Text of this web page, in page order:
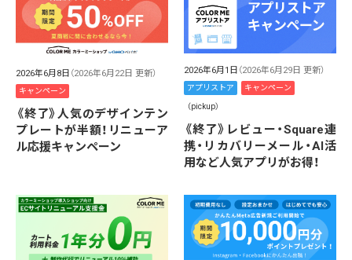
2026年6月8日 （2026年6月22日 更新）
キャンペーン
《終了》人気のデザインテン
プレートが半額！リニューア
ル応援キャンペーン
2026年6月1日 （2026年6月29日 更新）
アプリストア キャンペーン
（pickup）
《終了》レビュー・Square連
携・リカバリーメール・AI活
用など人気アプリがお得！